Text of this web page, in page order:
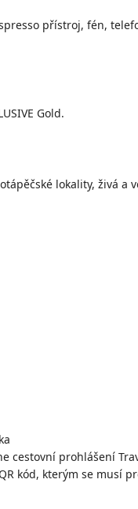
přístroj, fén,
Gold.
lokality, živá a
cestovní prohlášení
kód, kterým se musí